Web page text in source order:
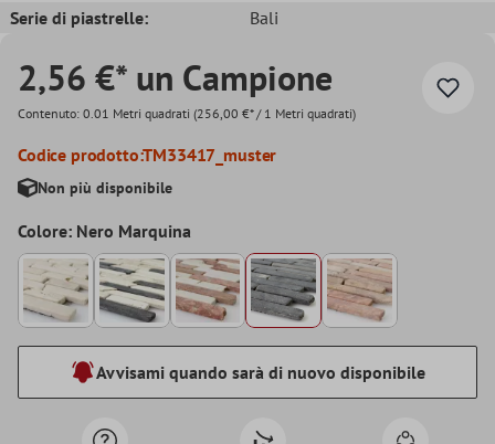
Serie di piastrelle:
Bali
2,56 €* un Campione
Contenuto: 0.01 Metri quadrati (256,00 €* / 1 Metri quadrati)
Codice prodotto:TM33417_muster
Non più disponibile
Colore: Nero Marquina
Avvisami quando sarà di nuovo disponibile